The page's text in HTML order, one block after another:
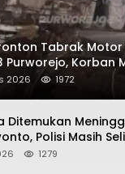
Tabrak Motor
Purworejo, Korban
Masih Selidiki
2026 1972
Ditemukan
Polisi Masih
1279